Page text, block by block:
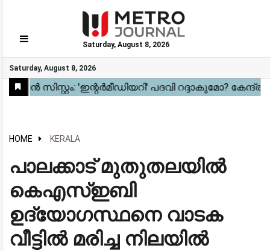
Saturday, August 8, 2026
Saturday, August 8, 2026
GO
Home
Kerala
National
Gulf
World
Sports
Movies
Health
Automobile
Travel
Education
Novel
Business
Technology
Webstory
HOME KERALA
പാലക്കാട് മുതുതലയിൽ
കെഎസ്ഇബി
ഉദ്യോഗസ്ഥനെ വാടക
വീട്ടിൽ മരിച്ച നിലയിൽ